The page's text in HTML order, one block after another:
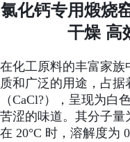
氯化钙专用煅烧
干燥 高
在化工原料的丰富家
质和广泛的用途，占
（CaCl?），呈现为
苦涩的味道。其分子量
在 20°C 时，溶解度为